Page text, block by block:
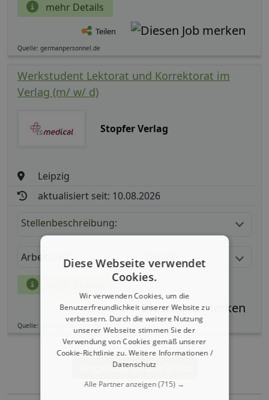
mehr Details
Teilen
Quelle: germanpersonnel.de
Werkstudent Lektorat und Korrektorat im
Verlag (m/ w/ d)
Stopfer Verlag
Leipzig
aktualisiert seit: 10.08.2026
Stellenbeschreibung:
Arbeitszeit
Teilen
Quelle: germanpersonnel.de
Angebote im Umkreis
Diese Webseite verwendet
Cookies.
Wir verwenden Cookies, um die
Benutzerfreundlichkeit unserer Website zu
verbessern. Durch die weitere Nutzung
unserer Webseite stimmen Sie der
Verwendung von Cookies gemäß unserer
Cookie-Richtlinie zu.Weitere Informationen /
Datenschutz
Alle Partner anzeigen(715) →